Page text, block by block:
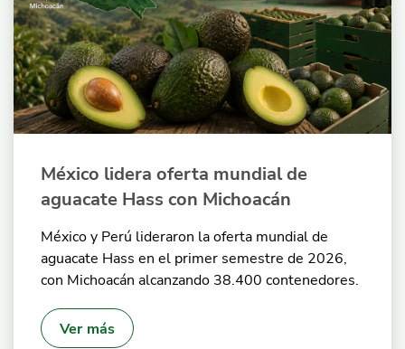
México lidera oferta mundial de
aguacate Hass con Michoacán
México y Perú lideraron la oferta mundial de
aguacate Hass en el primer semestre de 2026,
con Michoacán alcanzando 38.400 contenedores.
Ver más